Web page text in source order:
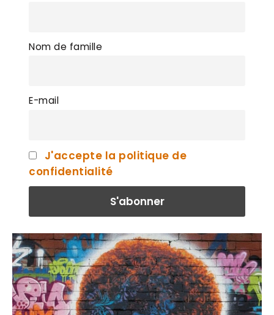
Nom de famille
E-mail
J'accepte la politique de
confidentialité